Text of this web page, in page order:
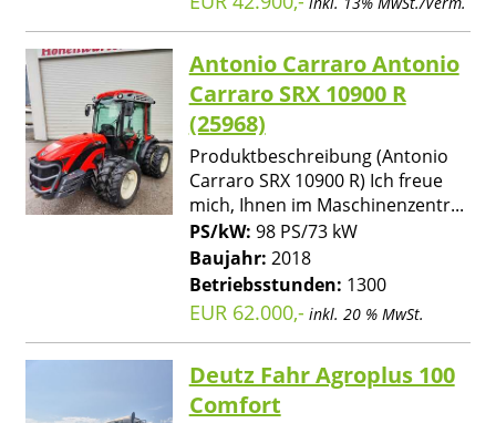
Antonio Carraro Antonio
Carraro SRX 10900 R
(25968)
Produktbeschreibung (Antonio
Carraro SRX 10900 R) Ich freue
mich, Ihnen im Maschinenzentr...
PS/kW: 98 PS/73 kW
Baujahr: 2018
Betriebsstunden: 1300
EUR 62.000,- inkl. 20 % MwSt.
Deutz Fahr Agroplus 100
Comfort